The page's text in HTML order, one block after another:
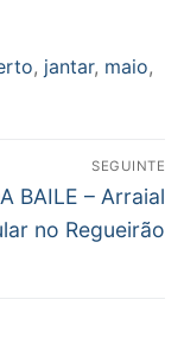
, jantar, maio,
SEGUINTE
BAILE – Arraial
no Regueirão